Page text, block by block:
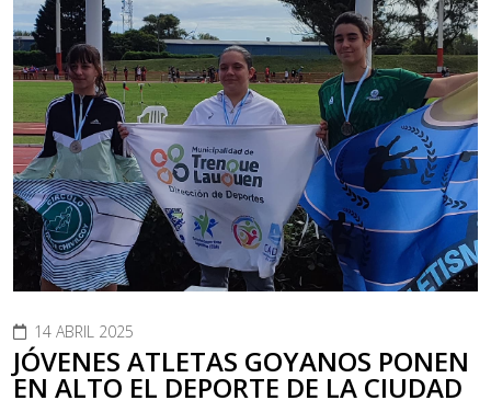
14 ABRIL 2025
JÓVENES ATLETAS GOYANOS PONEN
EN ALTO EL DEPORTE DE LA CIUDAD